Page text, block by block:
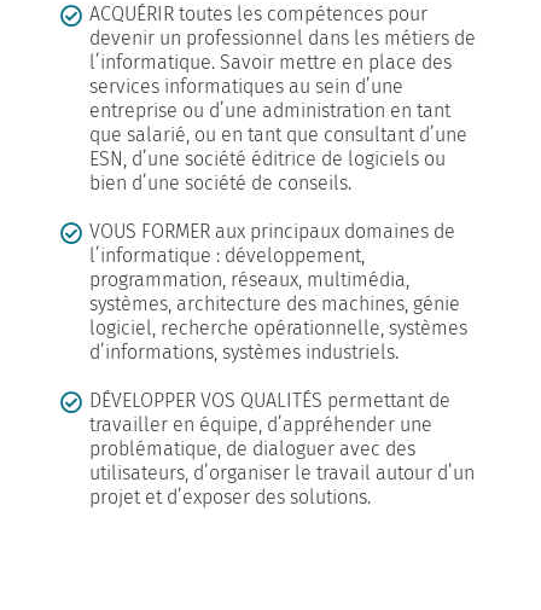
ACQUÉRIR toutes les compétences pour
devenir un professionnel dans les métiers de
l’informatique. Savoir mettre en place des
services informatiques au sein d’une
entreprise ou d’une administration en tant
que salarié, ou en tant que consultant d’une
ESN, d’une société éditrice de logiciels ou
bien d’une société de conseils.
VOUS FORMER aux principaux domaines de
l’informatique : développement,
programmation, réseaux, multimédia,
systèmes, architecture des machines, génie
logiciel, recherche opérationnelle, systèmes
d’informations, systèmes industriels.
DÉVELOPPER VOS QUALITÉS permettant de
travailler en équipe, d’appréhender une
problématique, de dialoguer avec des
utilisateurs, d’organiser le travail autour d’un
projet et d’exposer des solutions.